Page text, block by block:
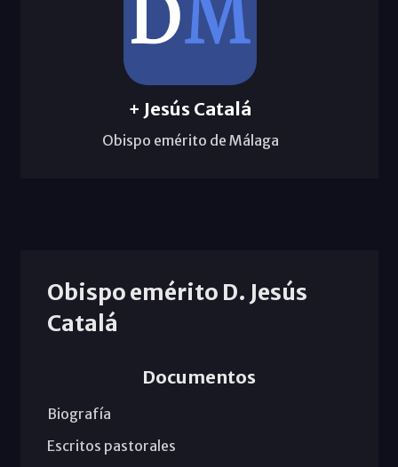
+ Jesús Catalá
Obispo emérito de Málaga
Obispo emérito D. Jesús
Catalá
Documentos
Biografía
Escritos pastorales